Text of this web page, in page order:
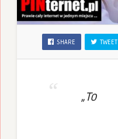
SHARE TWEET
„To